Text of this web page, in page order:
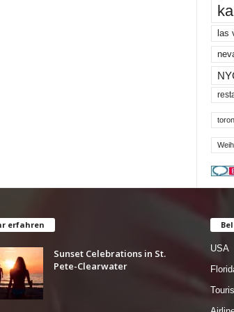
las
erfahren
Sunset Celebrations in St.
Pete-Clearwater
USA